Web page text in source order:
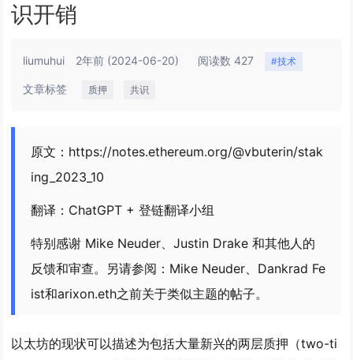
识开销
liumuhui 2年前 (2024-06-20) 阅读数 427 #技术
文章标签 质押 共识
原文：https://notes.ethereum.org/@vbuterin/stak
ing_2023_10
翻译：ChatGPT + 登链翻译小组
特别感谢 Mike Neuder、Justin Drake 和其他人的
反馈和审查。另请参阅：Mike Neuder、Dankrad Fe
ist和arixon.eth之前关于类似主题的帖子。
以太坊的现状可以描述为包括大量新兴的两层质押（two-ti